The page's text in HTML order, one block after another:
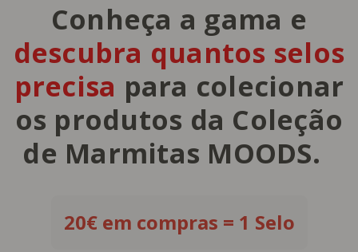
Conheça a gama e
descubra quantos selos
precisa para colecionar
os produtos da Coleção
de Marmitas MOODS.
20€ em compras = 1 Selo